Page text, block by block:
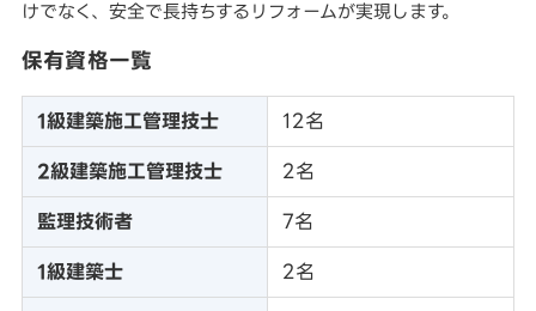
けでなく、安全で長持ちするリフォームが実現します。
保有資格一覧
1級建築施工管理技士 12名
2級建築施工管理技士 2名
監理技術者 7名
1級建築士 2名